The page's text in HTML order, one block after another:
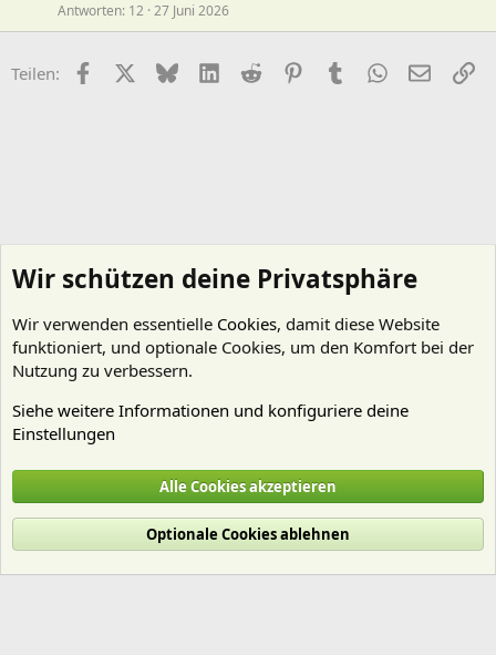
Antworten 12 27 Juni 2026
Teilen: FacebookX (Twitter)
BlueskyLinkedIn
Reddit PinterestTumblr WhatsApp
E-Mail
Cookies
Deutsch (Du)
Nutzungsbedingungen
Datenschutz Hilfe und Impressum
R
Wir schützen deine Privatsphäre
Wir verwenden essentielle Cookies, damit diese Website
funktioniert, und optionale Cookies, um den Komfort bei der
Nutzung zu verbessern.
Siehe weitere Informationen und konfiguriere deine
Einstellungen
Alle Cookies akzeptieren
Optionale Cookies ablehnen